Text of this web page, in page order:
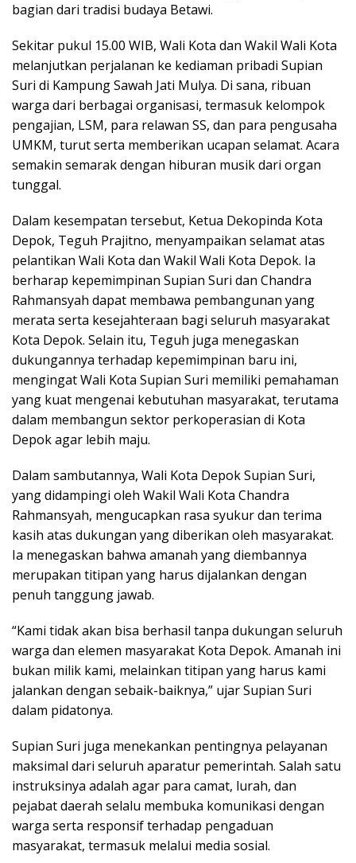
bagian dari tradisi budaya Betawi.
Sekitar pukul 15.00 WIB, Wali Kota dan Wakil Wali Kota
melanjutkan perjalanan ke kediaman pribadi Supian
Suri di Kampung Sawah Jati Mulya. Di sana, ribuan
warga dari berbagai organisasi, termasuk kelompok
pengajian, LSM, para relawan SS, dan para pengusaha
UMKM, turut serta memberikan ucapan selamat. Acara
semakin semarak dengan hiburan musik dari organ
tunggal.
Dalam kesempatan tersebut, Ketua Dekopinda Kota
Depok, Teguh Prajitno, menyampaikan selamat atas
pelantikan Wali Kota dan Wakil Wali Kota Depok. Ia
berharap kepemimpinan Supian Suri dan Chandra
Rahmansyah dapat membawa pembangunan yang
merata serta kesejahteraan bagi seluruh masyarakat
Kota Depok. Selain itu, Teguh juga menegaskan
dukungannya terhadap kepemimpinan baru ini,
mengingat Wali Kota Supian Suri memiliki pemahaman
yang kuat mengenai kebutuhan masyarakat, terutama
dalam membangun sektor perkoperasian di Kota
Depok agar lebih maju.
Dalam sambutannya, Wali Kota Depok Supian Suri,
yang didampingi oleh Wakil Wali Kota Chandra
Rahmansyah, mengucapkan rasa syukur dan terima
kasih atas dukungan yang diberikan oleh masyarakat.
Ia menegaskan bahwa amanah yang diembannya
merupakan titipan yang harus dijalankan dengan
penuh tanggung jawab.
“Kami tidak akan bisa berhasil tanpa dukungan seluruh
warga dan elemen masyarakat Kota Depok. Amanah ini
bukan milik kami, melainkan titipan yang harus kami
jalankan dengan sebaik-baiknya,” ujar Supian Suri
dalam pidatonya.
Supian Suri juga menekankan pentingnya pelayanan
maksimal dari seluruh aparatur pemerintah. Salah satu
instruksinya adalah agar para camat, lurah, dan
pejabat daerah selalu membuka komunikasi dengan
warga serta responsif terhadap pengaduan
masyarakat, termasuk melalui media sosial.